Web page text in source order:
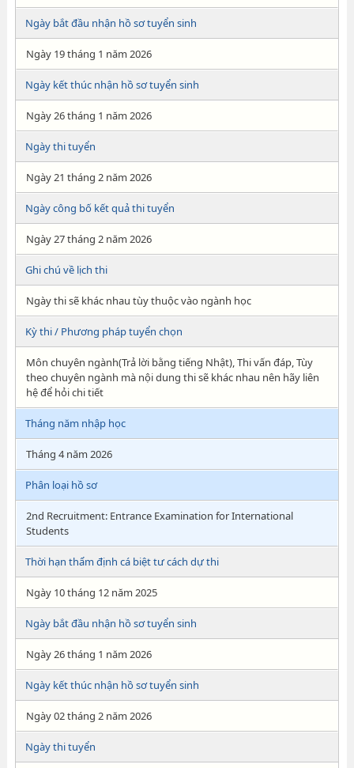
Ngày bắt đầu nhận hồ sơ tuyển sinh
Ngày 19 tháng 1 năm 2026
Ngày kết thúc nhận hồ sơ tuyển sinh
Ngày 26 tháng 1 năm 2026
Ngày thi tuyển
Ngày 21 tháng 2 năm 2026
Ngày công bố kết quả thi tuyển
Ngày 27 tháng 2 năm 2026
Ghi chú về lịch thi
Ngày thi sẽ khác nhau tùy thuộc vào ngành học
Kỳ thi / Phương pháp tuyển chọn
Môn chuyên ngành(Trả lời bằng tiếng Nhật), Thi vấn đáp, Tùy
theo chuyên ngành mà nội dung thi sẽ khác nhau nên hãy liên
hệ để hỏi chi tiết
Tháng năm nhập học
Tháng 4 năm 2026
Phân loại hồ sơ
2nd Recruitment: Entrance Examination for International
Students
Thời hạn thẩm định cá biệt tư cách dự thi
Ngày 10 tháng 12 năm 2025
Ngày bắt đầu nhận hồ sơ tuyển sinh
Ngày 26 tháng 1 năm 2026
Ngày kết thúc nhận hồ sơ tuyển sinh
Ngày 02 tháng 2 năm 2026
Ngày thi tuyển